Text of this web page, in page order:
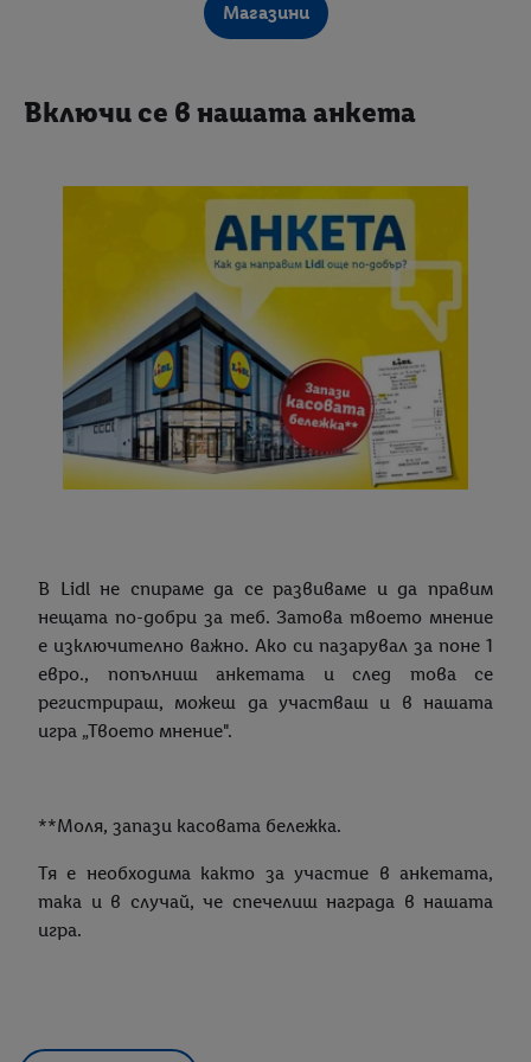
Нормативно съответствие
Lidl App Импресум
Включи се в нашата анкета
В Lidl не спираме да се развиваме и да правим
нещата по-добри за теб. Затова твоето мнение
е изключително важно. Ако си пазарувал за поне 1
евро., попълниш анкетата и след това се
регистрираш, можеш да участваш и в нашата
игра „Твоето мнение".
**Моля, запази касовата бележка.
Тя е необходима както за участие в анкетата,
така и в случай, че спечелиш награда в нашата
игра.